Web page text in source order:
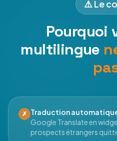
⚠️ Le
Pourquoi
multilingue
✗ Traduction
Google Translate en
prospects étrangers